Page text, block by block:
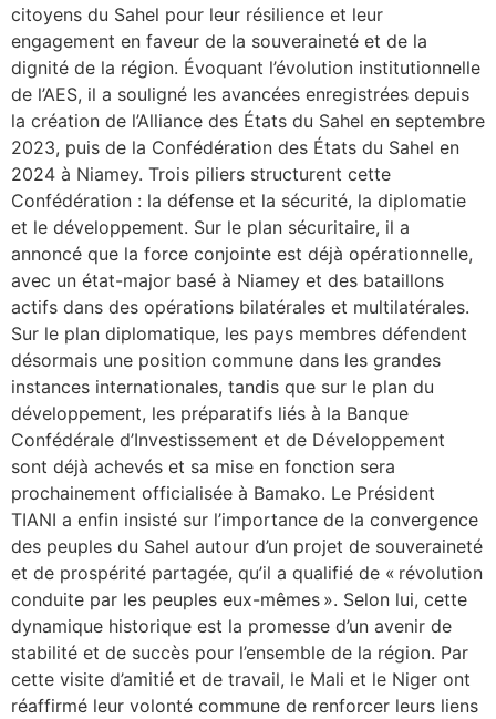
citoyens du Sahel pour leur résilience et leur
engagement en faveur de la souveraineté et de la
dignité de la région. Évoquant l’évolution institutionnelle
de l’AES, il a souligné les avancées enregistrées depuis
la création de l’Alliance des États du Sahel en septembre
2023, puis de la Confédération des États du Sahel en
2024 à Niamey. Trois piliers structurent cette
Confédération : la défense et la sécurité, la diplomatie
et le développement. Sur le plan sécuritaire, il a
annoncé que la force conjointe est déjà opérationnelle,
avec un état-major basé à Niamey et des bataillons
actifs dans des opérations bilatérales et multilatérales.
Sur le plan diplomatique, les pays membres défendent
désormais une position commune dans les grandes
instances internationales, tandis que sur le plan du
développement, les préparatifs liés à la Banque
Confédérale d’Investissement et de Développement
sont déjà achevés et sa mise en fonction sera
prochainement officialisée à Bamako. Le Président
TIANI a enfin insisté sur l’importance de la convergence
des peuples du Sahel autour d’un projet de souveraineté
et de prospérité partagée, qu’il a qualifié de « révolution
conduite par les peuples eux-mêmes ». Selon lui, cette
dynamique historique est la promesse d’un avenir de
stabilité et de succès pour l’ensemble de la région. Par
cette visite d’amitié et de travail, le Mali et le Niger ont
réaffirmé leur volonté commune de renforcer leurs liens